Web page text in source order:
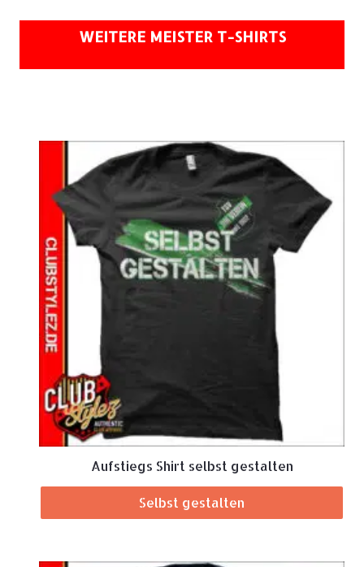
WEITERE MEISTER T-SHIRTS
Aufstiegs Shirt selbst gestalten
Selbst gestalten